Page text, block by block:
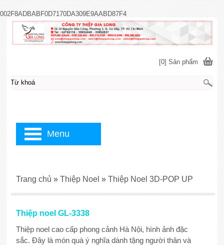
002F8ADBABF0D7170DA309E9AABD87F4
Thiệp noel GL-3338
Thiệp noel cao cấp phong cảnh Hà Nội, hình ảnh đặc
sắc. Đây là món quà ý nghĩa dành tặng người thân và
Trang chủ » Thiệp Noel » Thiệp Noel 3D-POP UP
[0] Sản phẩm
Menu